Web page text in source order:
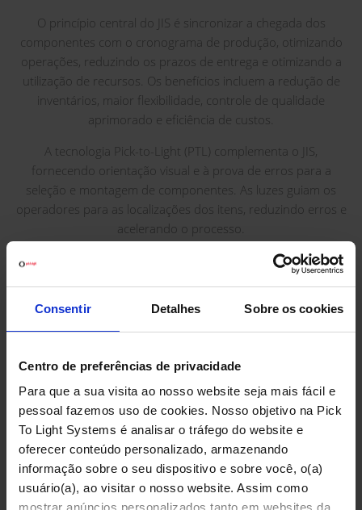
Consentir Detalhes Sobre os cookies
Centro de preferências de privacidade
Para que a sua visita ao nosso website seja mais fácil e
pessoal fazemos uso de cookies. Nosso objetivo na Pick
To Light Systems é analisar o tráfego do website e
oferecer conteúdo personalizado, armazenando
informação sobre o seu dispositivo e sobre você, o(a)
usuário(a), ao visitar o nosso website. Assim como
mostrar anúncios personalizados tanto em websites da
O princípio central do JIS é sincronizar a chegada dos
componentes com o cronograma de produção, otimizando
operações, reduzindo os prazos de entrega e otimizando a
utilização de recursos. Os benefícios incluem a redução de
inventários, maior flexibilidade, controle de qualidade
aprimorado e eficiência de custos.
A tecnologia Pick-to-Light (PTL) complementa o JIS,
fornecendo orientação visual e à prova de erros para a
seleção e montagem de componentes. As luzes guiam os
operadores para as localizações dos itens, reduzindo erros e
acelerando o processo.
A sinergia entre JIS e Pick-to-Light otimiza a produção,
garantindo que os componentes cheguem na sequência
particularmente vantajoso em indústrias com processos de
montagem complexos, como a fabricação automotiva ou a
montagem de eletrônicos.
Em conclusão, a integração de JIS e Pick-to-Light aprimora a
eficiência operacional, reduzindo custos e melhorando a
qualidade geral do produto. A decisão de adotar o JIS é
estratégica, sendo benéfica em cenários envolvendo
montagem complexa, personalização, redução de prazos,
manufatura enxuta, controle de qualidade, eficiência de
custos, mercados dinâmicos, colaboração com fornecedores,